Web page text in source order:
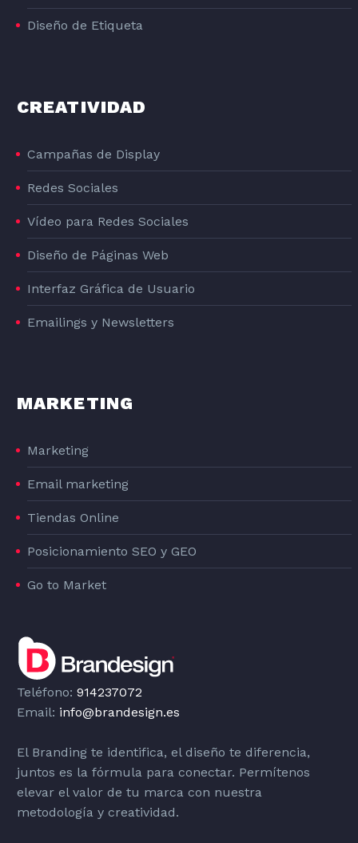
Diseño de Etiqueta
CREATIVIDAD
Campañas de Display
Redes Sociales
Vídeo para Redes Sociales
Diseño de Páginas Web
Interfaz Gráfica de Usuario
Emailings y Newsletters
MARKETING
Marketing
Email marketing
Tiendas Online
Posicionamiento SEO y GEO
Go to Market
Teléfono: 914237072
Email: info@brandesign.es
El Branding te identifica, el diseño te diferencia,
juntos es la fórmula para conectar. Permítenos
elevar el valor de tu marca con nuestra
metodología y creatividad.